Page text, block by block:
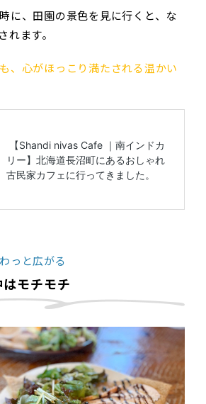
に、田園の景色を見に行くと、な
れます。
、心がほっこり満たされる温かい
っと広がる
はモチモチ